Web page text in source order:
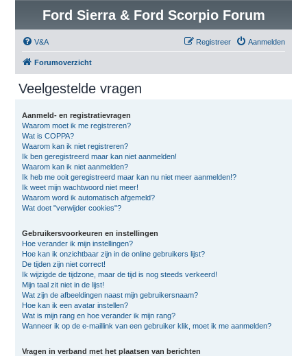
Ford Sierra & Ford Scorpio Forum
V&A Aanmelden
Registreer
Forumoverzicht
Veelgestelde vragen
Aanmeld- en registratievragen
Waarom moet ik me registreren?
Wat is COPPA?
Waarom kan ik niet registreren?
Ik ben geregistreerd maar kan niet aanmelden!
Waarom kan ik niet aanmelden?
Ik heb me ooit geregistreerd maar kan nu niet meer aanmelden!?
Ik weet mijn wachtwoord niet meer!
Waarom word ik automatisch afgemeld?
Wat doet "verwijder cookies"?
Gebruikersvoorkeuren en instellingen
Hoe verander ik mijn instellingen?
Hoe kan ik onzichtbaar zijn in de online gebruikers lijst?
De tijden zijn niet correct!
Ik wijzigde de tijdzone, maar de tijd is nog steeds verkeerd!
Mijn taal zit niet in de lijst!
Wat zijn de afbeeldingen naast mijn gebruikersnaam?
Hoe kan ik een avatar instellen?
Wat is mijn rang en hoe verander ik mijn rang?
Wanneer ik op de e-maillink van een gebruiker klik, moet ik me aanmelden?
Vragen in verband met het plaatsen van berichten